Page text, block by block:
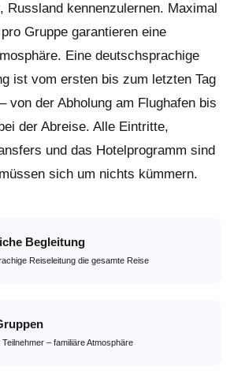
Russland kennenzulernen. Maximal
Gruppe garantieren eine
Eine deutschsprachige
ist vom ersten bis zum letzten Tag
von der Abholung am Flughafen bis
der Abreise. Alle Eintritte,
und das Hotelprogramm sind
sich um nichts kümmern.
Begleitung
Reiseleitung die gesamte Reise
Teilnehmer – familiäre Atmosphäre